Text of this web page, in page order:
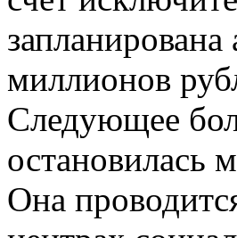
миллионов
Следующее
остановилась
Она